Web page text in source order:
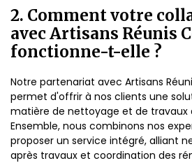
2. Comment votre
avec Artisans Réunis
fonctionne-t-elle ?
Notre partenariat avec Artisans
permet d'offrir à nos clients une
matière de nettoyage et de travaux
Ensemble, nous combinons nos
proposer un service intégré, alliant
après travaux et coordination des